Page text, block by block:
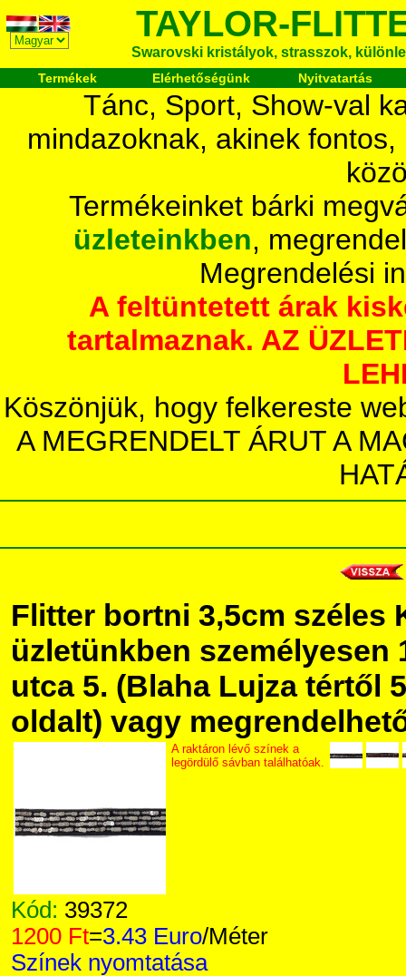
TAYLOR-
Swarovski kristályok, strasszok,
Termékek Elérhetőségünk Nyitvatartás
Tánc, Sport, Show-val
mindazoknak, akinek
Termékeinket bárki
üzleteinkben,
Megrendelési
A feltüntetett árak
tartalmaznak. AZ
Köszönjük, hogy felkereste
A MEGRENDELT ÁRUT A
Flitter bortni 3,5cm széles
üzletünkben személyesen
utca 5. (Blaha Lujza tértől
oldalt) vagy
A raktáron lévő színek a
legördülő sávban találhatóak.
Kód: 39372
1200 Ft=3.43 Euro/Méter
Színek nyomtatása